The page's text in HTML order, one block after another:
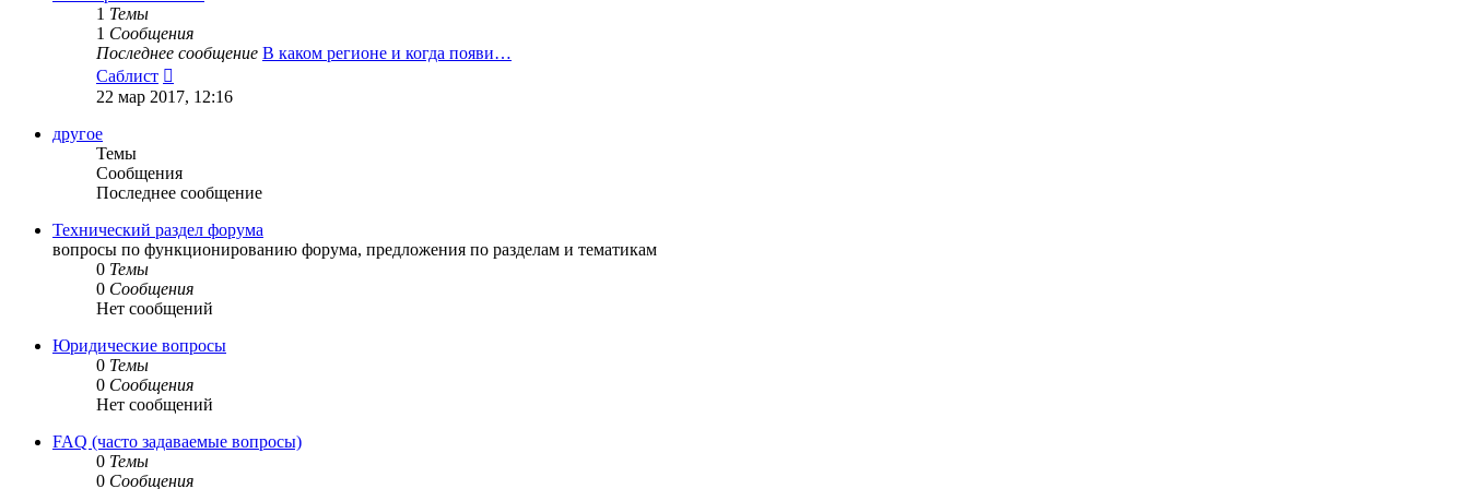
1 Темы
1 Сообщения
Последнее сообщение В каком регионе и когда появи…
Саблист
к
22 мар 2017, 12:16
другое
Темы
Сообщения
Последнее сообщение
Технический раздел форума
вопросы по функционированию форума, предложения по разделам и тематикам
0 Темы
0 Сообщения
Нет сообщений
Юридические вопросы
0 Темы
0 Сообщения
Нет сообщений
FAQ (часто задаваемые вопросы)
0 Темы
0 Сообщения